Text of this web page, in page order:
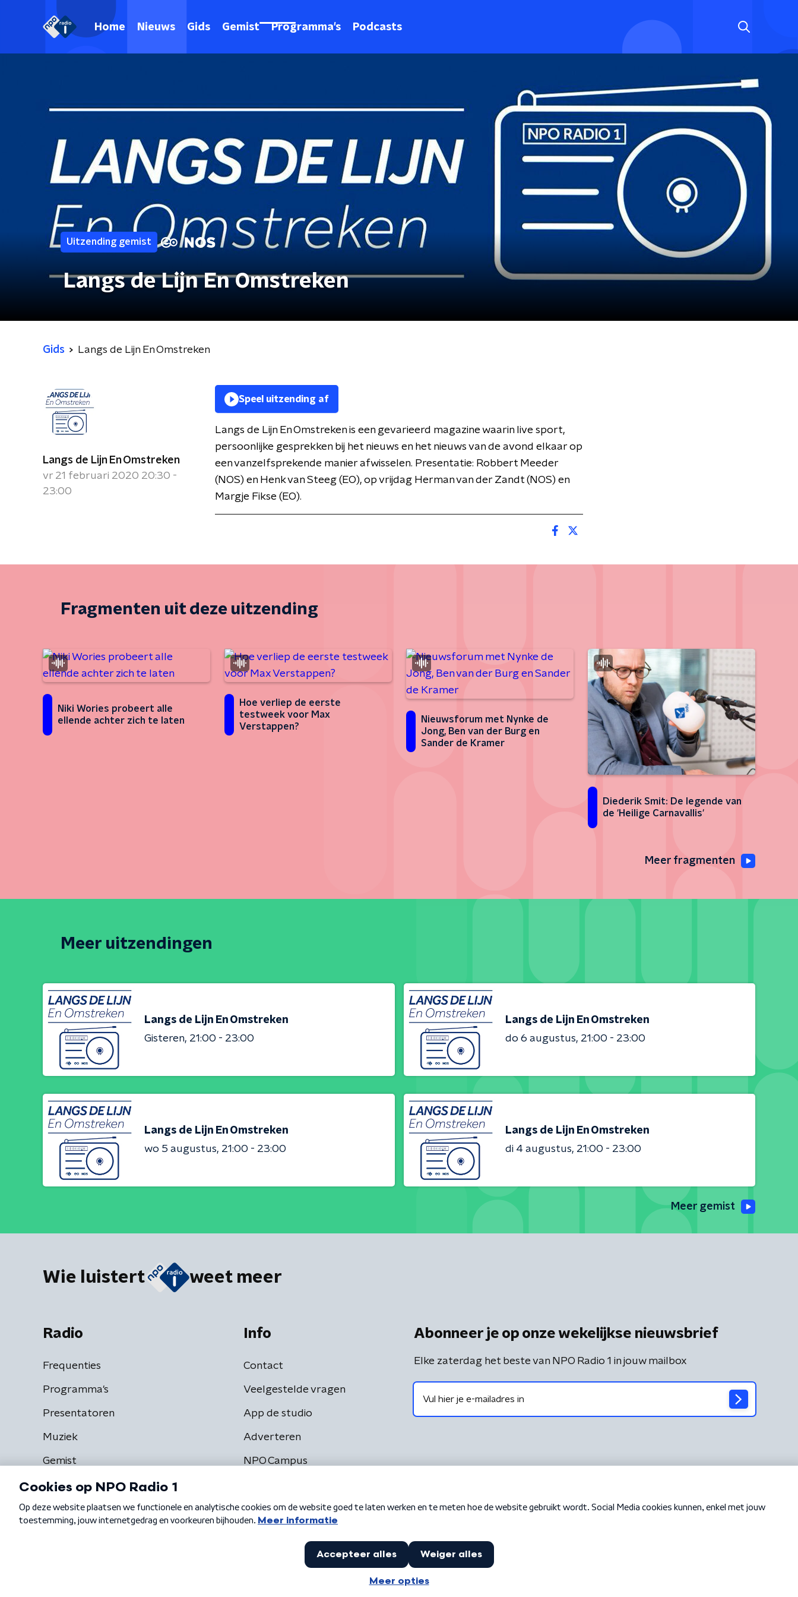
Home Nieuws Gids Gemist Programma's Podcasts
Uitzending gemist
Langs de Lijn En Omstreken
Gids Langs de Lijn En Omstreken
Langs de Lijn En Omstreken
vr 21 februari 2020 20:30 -
23:00
Speel uitzending af
Langs de Lijn En Omstreken is een gevarieerd magazine waarin live sport,
persoonlijke gesprekken bij het nieuws en het nieuws van de avond elkaar op
een vanzelfsprekende manier afwisselen. Presentatie: Robbert Meeder
(NOS) en Henk van Steeg (EO), op vrijdag Herman van der Zandt (NOS) en
Margje Fikse (EO).
Fragmenten uit deze uitzending
Niki Wories probeert alle
ellende achter zich te laten
Hoe verliep de eerste
testweek voor Max
Verstappen?
Nieuwsforum met Nynke de
Jong, Ben van der Burg en
Sander de Kramer
Diederik Smit: De legende van
de 'Heilige Carnavallis'
Meer fragmenten
Meer uitzendingen
Langs de Lijn En Omstreken
Gisteren 21:00 - 23:00
Langs de Lijn En Omstreken
do 6 augustus 21:00 - 23:00
Langs de Lijn En Omstreken
wo 5 augustus 21:00 - 23:00
Langs de Lijn En Omstreken
di 4 augustus 21:00 - 23:00
Meer gemist
Wie luistert weet meer
Radio
Frequenties
Programma's
Presentatoren
Muziek
Gemist
Info
Contact
Veelgestelde vragen
App de studio
Adverteren
NPO Campus
Abonneer je op onze wekelijkse nieuwsbrief
Elke zaterdag het beste van NPO Radio 1 in jouw mailbox
Algemene voorwaarden Privacybeleid